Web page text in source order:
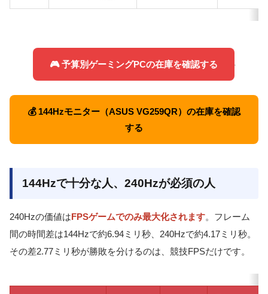
🎮 予算別ゲーミングPCの在庫を確認する
💰 144Hzモニター（ASUS VG259QR）の在庫を確認
する
144Hzで十分な人、240Hzが必須の人
240Hzの価値はFPSゲームでのみ最大化されます。フレーム
間の時間差は144Hzで約6.94ミリ秒、240Hzで約4.17ミリ秒。
その差2.77ミリ秒が勝敗を分けるのは、競技FPSだけです。